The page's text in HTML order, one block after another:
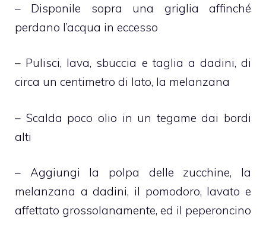
– Disponile sopra una griglia affinché
perdano l’acqua in eccesso
– Pulisci, lava, sbuccia e taglia a dadini, di
circa un centimetro di lato, la melanzana
– Scalda poco olio in un tegame dai bordi
alti
– Aggiungi la polpa delle zucchine, la
melanzana a dadini, il pomodoro, lavato e
affettato grossolanamente, ed il peperoncino